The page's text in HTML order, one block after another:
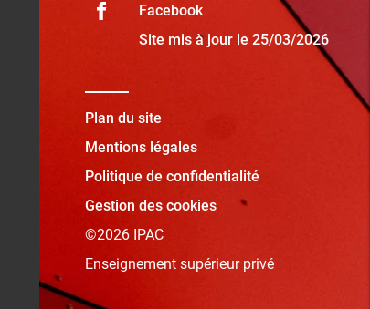
Facebook
Site mis à jour le 25/03/2026
Plan du site
Mentions légales
Politique de confidentialité
Gestion des cookies
©2026 IPAC
Enseignement supérieur privé